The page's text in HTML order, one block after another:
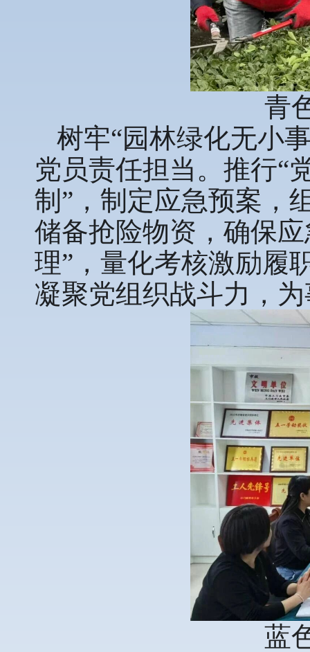
青
树牢“园林绿化无小
党员责任担当。推行“
制”，制定应急预案，
储备抢险物资，确保
理”，量化考核激励履
凝聚党组织战斗力，
蓝